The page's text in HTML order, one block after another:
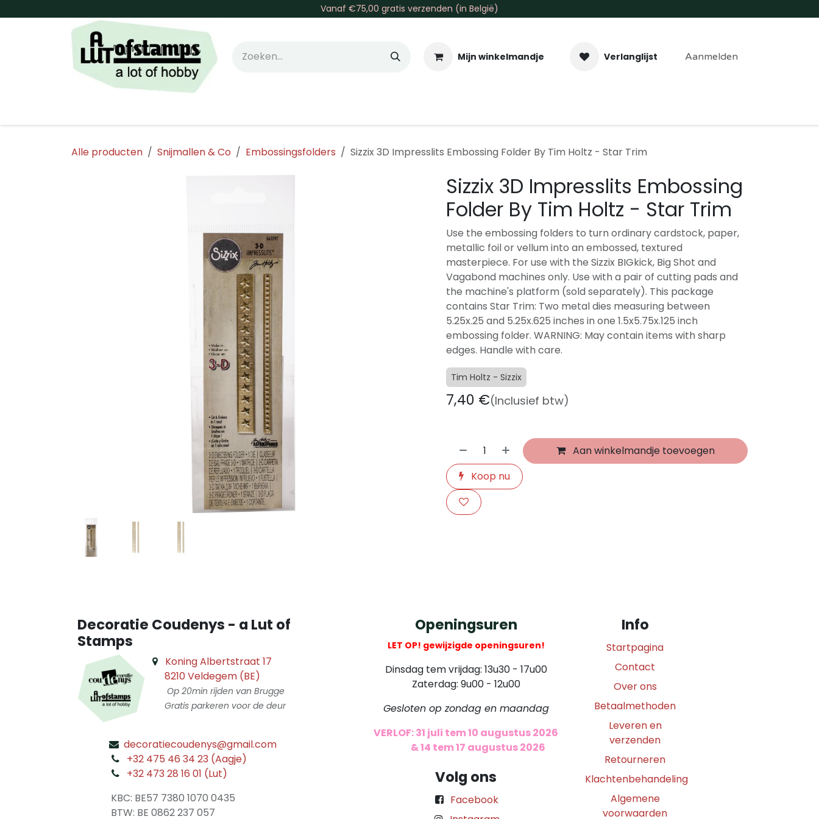
Vanaf €75,00 gratis verzenden (in België)
Mijn winkelmandje Verlanglijst Aanmelden
Alle producten Snijmallen & Co Embossingsfolders Sizzix 3D Impresslits Embossing Folder By Tim Holtz - Star Trim
Sizzix 3D Impresslits Embossing
Folder By Tim Holtz - Star Trim
Use the embossing folders to turn ordinary cardstock, paper,
metallic foil or vellum into an embossed, textured
masterpiece. For use with the Sizzix BIGkick, Big Shot and
Vagabond machines only. Use with a pair of cutting pads and
the machine's platform (sold separately). This package
contains Star Trim: Two metal dies measuring between
5.25x.25 and 5.25x.625 inches in one 1.5x5.75x.125 inch
embossing folder. WARNING: May contain items with sharp
edges. Handle with care.
Tim Holtz - Sizzix
7,40 €(Inclusief btw)
Aan winkelmandje toevoegen
Koop nu
Decoratie Coudenys - a Lut of
Stamps
Koning Albertstraat 17
8210 Veldegem (BE)
Op 20min rijden van Brugge
Gratis parkeren voor de deur
decoratiecoudenys@gmail.com
+32 475 46 34 23 (Aagje)
+32 473 28 16 01 (Lut)
KBC: BE57 7380 1070 0435
​ BTW: BE 0862 237 057
Openingsuren
LET OP! gewijzigde openingsuren!
Dinsdag tem vrijdag: 13u30 - 17u00
Zaterdag: 9u00 - 12u00
Gesloten op zondag en maandag
VERLOF: 31 juli tem 10 augustus 2026
& 14 tem 17 augustus 2026
Info
Startpagina
Contact
Over ons
Betaalmethoden
Leveren en
verzenden
Retourneren
Klachtenbehandeling
Algemene
voorwaarden
Volg ons
Facebook